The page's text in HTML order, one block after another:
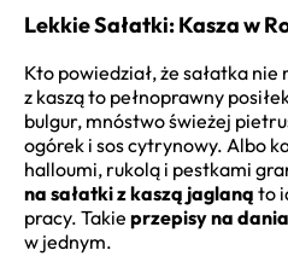
Lekkie Sałatki: Kasza w
Kto powiedział, że sałatka nie
z kaszą to pełnoprawny
bulgur, mnóstwo świeżej
ogórek i sos cytrynowy. Albo
halloumi, rukolą i pestkami
na sałatki z kaszą jaglaną to
pracy. Takie przepisy na
w jednym.